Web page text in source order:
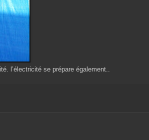
l’électricité se prépare également..